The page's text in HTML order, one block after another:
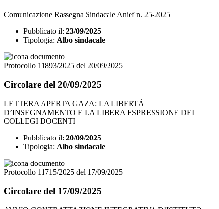
Comunicazione Rassegna Sindacale Anief n. 25-2025
Pubblicato il: 23/09/2025
Tipologia: Albo sindacale
Protocollo 11893/2025 del 20/09/2025
Circolare del 20/09/2025
LETTERA APERTA GAZA: LA LIBERTÁ
D’INSEGNAMENTO E LA LIBERA ESPRESSIONE DEI
COLLEGI DOCENTI
Pubblicato il: 20/09/2025
Tipologia: Albo sindacale
Protocollo 11715/2025 del 17/09/2025
Circolare del 17/09/2025